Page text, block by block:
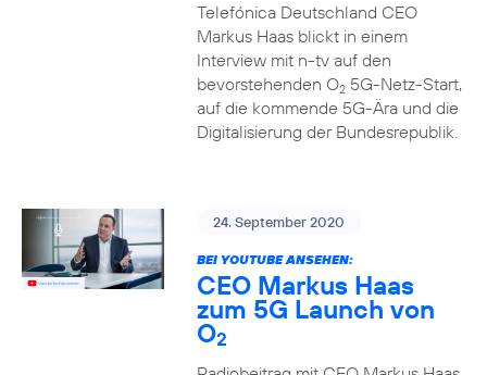
Telefónica Deutschland CEO
Markus Haas blickt in einem
Interview mit n-tv auf den
bevorstehenden O25G-Netz-Start,
auf die kommende 5G-Ära und die
Digitalisierung der Bundesrepublik.
24. September 2020
BEI YOUTUBE ANSEHEN:
CEO Markus Haas
zum 5G Launch von
O2